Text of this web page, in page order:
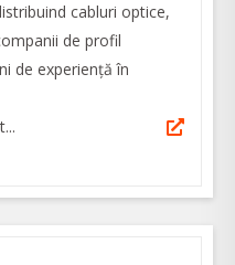
cabluri optice,
de profil
de experiență în